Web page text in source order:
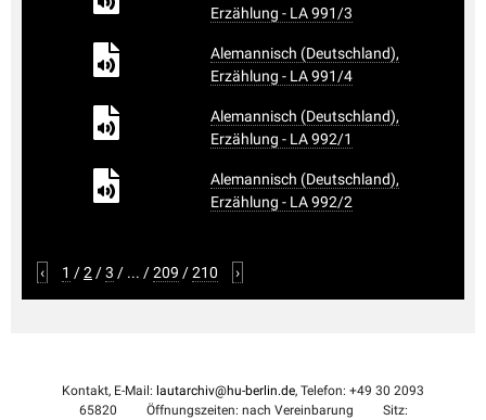
Erzählung - LA 991/3
Alemannisch (Deutschland),
Erzählung - LA 991/4
Alemannisch (Deutschland),
Erzählung - LA 992/1
Alemannisch (Deutschland),
Erzählung - LA 992/2
‹ 1 /2 /3 / ... /209 /210 ›
Kontakt, E-Mail: lautarchiv@hu-berlin.de, Telefon: +49 30 2093
65820
Öffnungszeiten: nach Vereinbarung Sitz: